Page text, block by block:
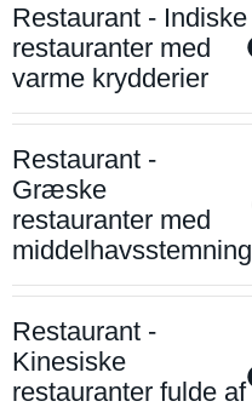
Restaurant - Indiske
restauranter med
varme krydderier
Restaurant -
Græske
restauranter med
middelhavsstemning
Restaurant -
Kinesiske
restauranter fulde af